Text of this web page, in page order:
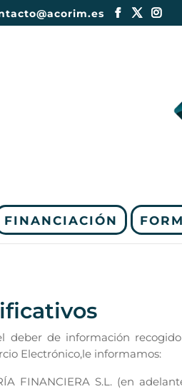
FINANCIACIÓN
deber de información
Electrónico,le informamos:
FINANCIERA S.L. (en